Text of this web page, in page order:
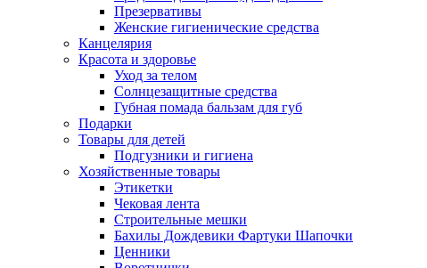
Презервативы
Женские гигиенические средства
Канцелярия
Красота и здоровье
Уход за телом
Солнцезащитные средства
Губная помада бальзам для губ
Подарки
Товары для детей
Подгузники и гигиена
Хозяйственные товары
Этикетки
Чековая лента
Строительные мешки
Бахилы Дождевики Фартуки Шапочки
Ценники